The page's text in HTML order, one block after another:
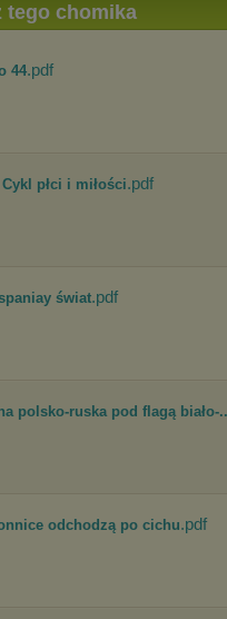
tego chomika
44.pdf
płci i miłości.pdf
świat.pdf
polsko-ruska pod flagą biało-
odchodzą po cichu.pdf